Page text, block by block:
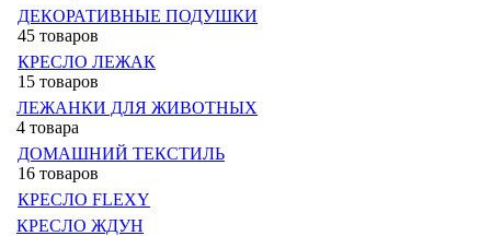
ДЕКОРАТИВНЫЕ ПОДУШКИ
45 товаров
КРЕСЛО ЛЕЖАК
15 товаров
ЛЕЖАНКИ ДЛЯ ЖИВОТНЫХ
4 товара
ДОМАШНИЙ ТЕКСТИЛЬ
16 товаров
КРЕСЛО FLEXY
КРЕСЛО ЖДУН